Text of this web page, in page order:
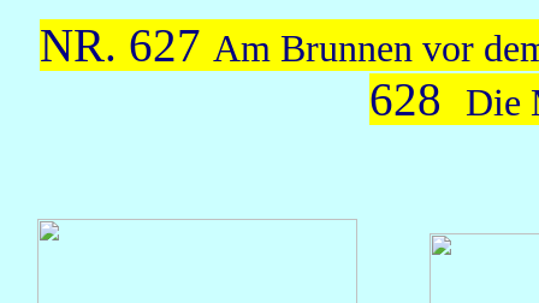
NR. 627 Am Brunnen vor
628 Die